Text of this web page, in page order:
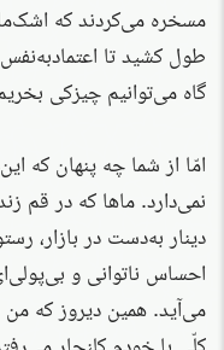
مسخره می‌کردند که
طول کشید تا
گاه می‌توانیم چیزکی
امّا از شما چه پنهان که
نمی‌دارد. ماها که در قم
دینار به‌دست در بازار،
احساس ناتوانی و
می‌آید. همین دیروز که
کلّی با خودم کلنجار